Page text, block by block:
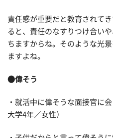
責任感が重要だと教育されて
ると、責任のなすりつけ合い
ちますからね。そのような光
ますよね。
●偉そう
・就活中に偉そうな面接官に
大学4年／女性）